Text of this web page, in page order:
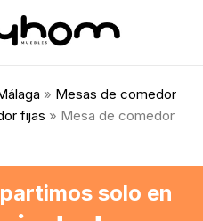
» Mesas de comedor
fijas » Mesa de comedor
solo en